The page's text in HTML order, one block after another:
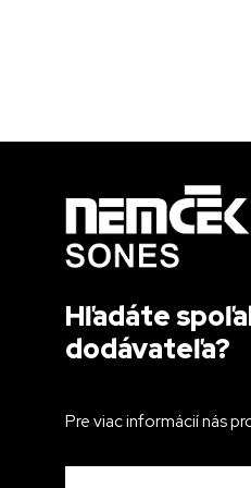
Hľadáte
dodávateľa?
Pre viac informácií nás